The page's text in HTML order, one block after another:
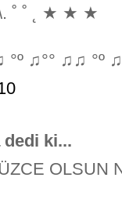
\. ˚ ˚ ˛ ★ ★ ★
°º ♫°° ♫♫ °º
dedi ki...
OLSUN